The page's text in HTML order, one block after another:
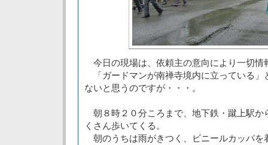
今日の現場は、依頼主の意向により一切情
「ガードマンが南禅寺境内に立っている」
ないと思うのですが・・・。
朝８時２０分ころまで、地下鉄・蹴上駅か
くさん歩いてくる。
朝のうちは雨がきつく、ビニールカッパを